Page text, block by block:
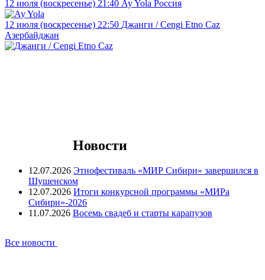
12 июля (воскресенье) 21:40 Ay Yola Россия
12 июля (воскресенье) 22:50 Джанги / Cengi Etno Caz
Азербайджан
Новости
12.07.2026 Этнофестиваль «МИР Сибири» завершился в
Шушенском
12.07.2026 Итоги конкурсной программы «МИРа
Сибири»-2026
11.07.2026 Восемь свадеб и старты карапузов
Все новости